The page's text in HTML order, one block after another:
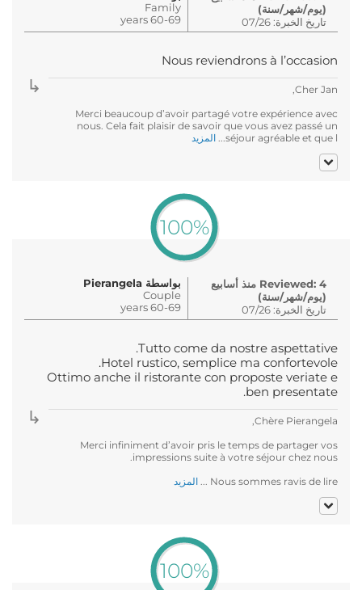
Family
60-69 years
(يوم/شهر/سنة)
تاريخ الخبرة: 07/26
Nous reviendrons à l’occasion
Cher Jan,
Merci beaucoup d’avoir partagé votre expérience avec
nous. Cela fait plaisir de savoir que vous avez passé un
séjour agréable et que l...
المزيد
100%
بواسطة Pierangela
Couple
60-69 years
Reviewed: 4 منذ أسابيع
(يوم/شهر/سنة)
تاريخ الخبرة: 07/26
Tutto come da nostre aspettative.
Hotel rustico, semplice ma confortevole.
Ottimo anche il ristorante con proposte veriate e
ben presentate.
Chère Pierangela,
Merci infiniment d’avoir pris le temps de partager vos
impressions suite à votre séjour chez nous.
Nous sommes ravis de lire ...
المزيد
100%